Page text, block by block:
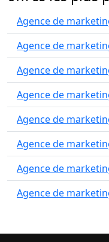
Agence de
Agence de
Agence de
Agence de
Agence de
Agence de
Agence de
Agence de